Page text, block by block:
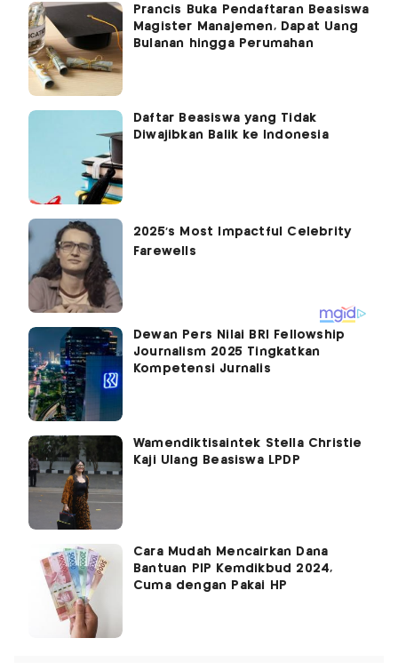
Prancis Buka Pendaftaran Beasiswa
Magister Manajemen, Dapat Uang
Bulanan hingga Perumahan
Daftar Beasiswa yang Tidak
Diwajibkan Balik ke Indonesia
Dewan Pers Nilai BRI Fellowship
Journalism 2025 Tingkatkan
Kompetensi Jurnalis
Wamendiktisaintek Stella Christie
Kaji Ulang Beasiswa LPDP
Cara Mudah Mencairkan Dana
Bantuan PIP Kemdikbud 2024,
Cuma dengan Pakai HP